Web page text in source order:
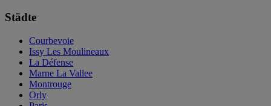
Städte
Courbevoie
Issy Les Moulineaux
La Défense
Marne La Vallee
Montrouge
Orly